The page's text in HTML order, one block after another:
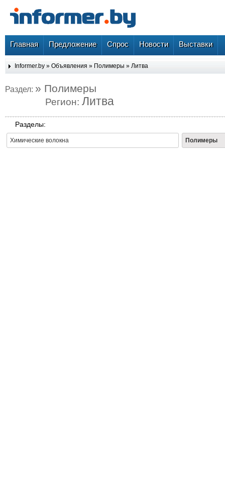
Главная Предложение Спрос Новости Выставки
Informer.by » Объявления » Полимеры » Литва
Раздел: » Полимеры
Регион: Литва
Разделы:
Химические волокна Полимеры